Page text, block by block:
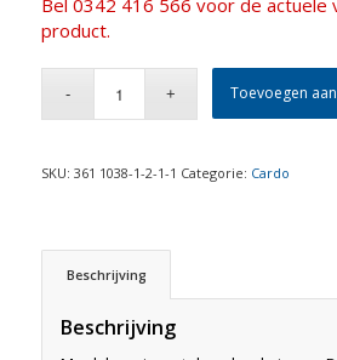
product.
Toevoegen
SKU: 361 1038-1-2-1-1 Categorie: Cardo
Beschrijving
Beschrijving